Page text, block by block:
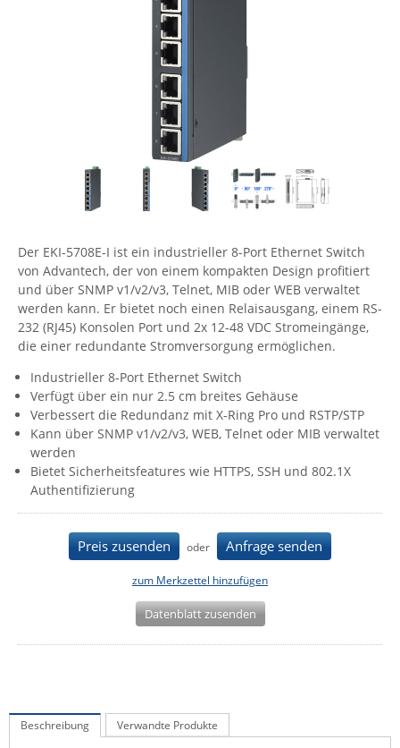
IP, WLAN & GSM Sensorik
IoT - Internet of Things
IPC, Industrielle Netzwerktechnik & WLAN
Industrielle Netzwerktechnik / Kommunikation
Wi-Fi - WLAN - Wireless
IT Netzwerktechnik / Kommunikation
RMA / Rücksendung / Support
Contemporary Controls
Enginko - mcf88
Gefen
Gude
Guntermann & Drunck
High Sec Labs
Icron
IEC Lock
Ihse
Kerlink
Kramer Electronics
KVM TEC
Legrand
Moxa
Panorama Antennas
PatchSee
Der EKI-5708E-I ist ein industrieller 8-Port Ethernet Switch
von Advantech, der von einem kompakten Design profitiert
und über SNMP v1/v2/v3, Telnet, MIB oder WEB verwaltet
werden kann. Er bietet noch einen Relaisausgang, einem RS-
232 (RJ45) Konsolen Port und 2x 12-48 VDC Stromeingänge,
die einer redundante Stromversorgung ermöglichen.
Industrieller 8-Port Ethernet Switch
Verfügt über ein nur 2.5 cm breites Gehäuse
Verbessert die Redundanz mit X-Ring Pro und RSTP/STP
Kann über SNMP v1/v2/v3, WEB, Telnet oder MIB verwaltet
werden
Bietet Sicherheitsfeatures wie HTTPS, SSH und 802.1X
Authentifizierung
Preis zusenden oder Anfrage senden
zum Merkzettel hinzufügen
Datenblatt zusenden
Beschreibung Verwandte Produkte